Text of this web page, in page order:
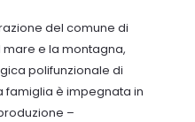
del comune di
e la montagna,
polifunzionale di
famiglia è impegnata in
–